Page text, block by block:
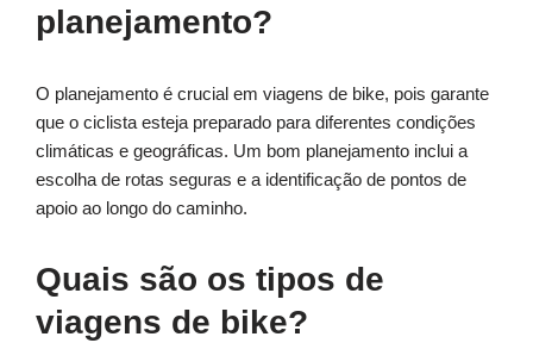
planejamento?
O planejamento é crucial em viagens de bike, pois garante
que o ciclista esteja preparado para diferentes condições
climáticas e geográficas. Um bom planejamento inclui a
escolha de rotas seguras e a identificação de pontos de
apoio ao longo do caminho.
Quais são os tipos de
viagens de bike?